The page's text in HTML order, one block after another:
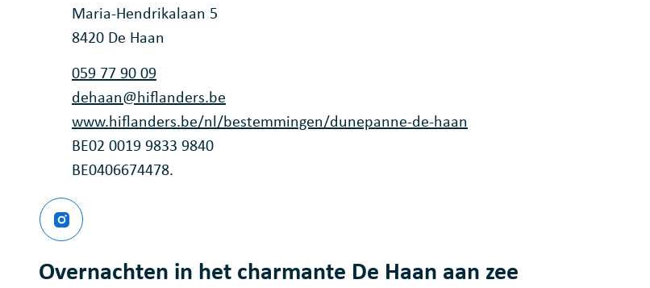
AdresMaria-Hendrikalaan 5
,8420 De Haan
059 77 90 09
E-maildehaan@hiflanders.be
Websitewww.hiflanders.be/nl/bestemmingen/dunepanne-de-haan
Rekeningnummer
BE02 0019 9833 9840
Ondernemingsnummer
BE0406674478.
Instagram
Overnachten in het charmante De Haan aan zee